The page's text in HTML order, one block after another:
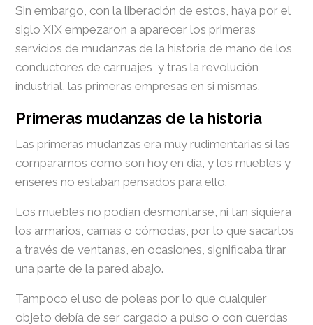
Sin embargo, con la liberación de estos, haya por el
siglo XIX empezaron a aparecer los primeras
servicios de mudanzas de la historia de mano de los
conductores de carruajes, y tras la revolución
industrial, las primeras empresas en si mismas.
Primeras mudanzas de la historia
Las primeras mudanzas era muy rudimentarias si las
comparamos como son hoy en día, y los muebles y
enseres no estaban pensados para ello.
Los muebles no podían desmontarse, ni tan siquiera
los armarios, camas o cómodas, por lo que sacarlos
a través de ventanas, en ocasiones, significaba tirar
una parte de la pared abajo.
Tampoco el uso de poleas por lo que cualquier
objeto debía de ser cargado a pulso o con cuerdas